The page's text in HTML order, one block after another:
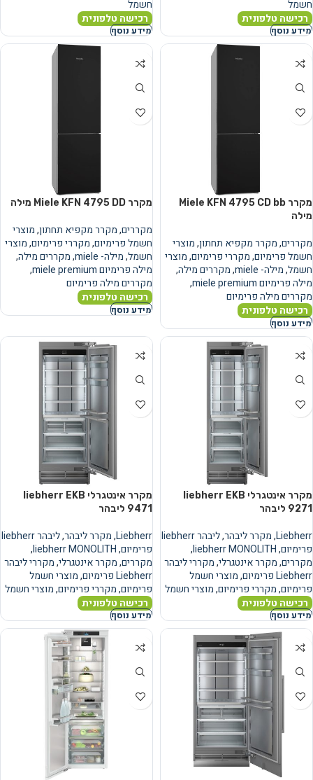
חשמל
רכישה טלפונית
מידע נוסף
חשמל
רכישה טלפונית
מידע נוסף
מקרר Miele KFN 4795 CD bb
מילה
מקררים,מקרר מקפיא תחתון,מוצרי
חשמל פרימיום,מקררי פרימיום,מוצרי
חשמל,מילה- miele ,מקררים מילה,
מילה פרימיום miele premium
,
מקררים מילה פרימיום
רכישה טלפונית
מידע נוסף
מקרר Miele KFN 4795 DD מילה
מקררים,מקרר מקפיא תחתון,מוצרי
חשמל פרימיום,מקררי פרימיום,מוצרי
חשמל,מילה- miele ,מקררים מילה,
מילה פרימיום miele premium
,
מקררים מילה פרימיום
רכישה טלפונית
מידע נוסף
מקרר אינטגרלי liebherr EKB
9271 ליבהר
Liebherr
,מקרר ליבהר,
ליבהר liebherr
פרימיום,
liebherr MONOLITH
,
מקררים,מקרר אינטגרלי,מקררי ליבהר
Liebherr פרימיום
,מוצרי חשמל
פרימיום,מקררי פרימיום,מוצרי חשמל
רכישה טלפונית
מידע נוסף
מקרר אינטגרלי liebherr EKB
9471 ליבהר
Liebherr
,מקרר ליבהר,
ליבהר liebherr
פרימיום,
liebherr MONOLITH
,
מקררים,מקרר אינטגרלי,מקררי ליבהר
Liebherr פרימיום
,מוצרי חשמל
פרימיום,מקררי פרימיום,מוצרי חשמל
רכישה טלפונית
מידע נוסף